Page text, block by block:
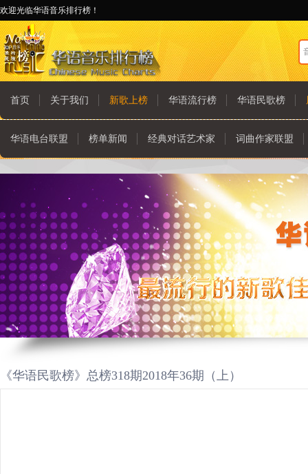
欢迎光临华语音乐排行榜！
首页 关于我们 新歌上榜 华语流行榜 华语民歌榜
华语电台联盟 榜单新闻 经典对话艺术家 词曲作家联盟
《华语民歌榜》总榜318期2018年36期（上）